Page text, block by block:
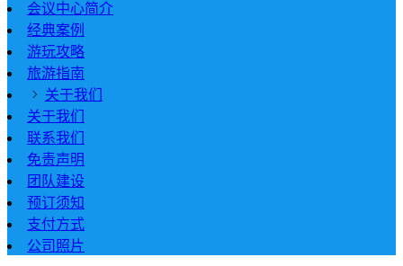
会议中心简介
经典案例
游玩攻略
旅游指南
关于我们
关于我们
联系我们
免责声明
团队建设
预订须知
支付方式
公司照片